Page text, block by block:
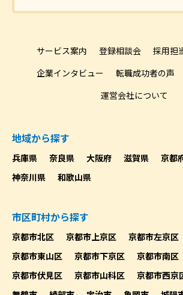
サービス案内 登録相談会
採用担
企業インタビュー
転職成功者の声
運営会社について
地域から探す
兵庫県 奈良県 大阪府 滋賀県 京都
神奈川県
和歌山県
市区町村から探す
京都市北区 京都市上京区 京都市左京区
京都市東山区
京都市下京区 京都市南区
京都市伏見区
京都市山科区 京都市西京